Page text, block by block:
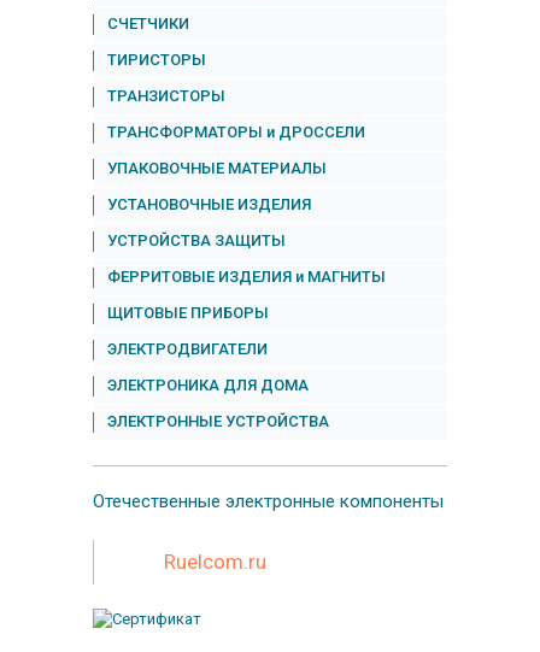
СЧЕТЧИКИ
ТИРИСТОРЫ
ТРАНЗИСТОРЫ
ТРАНСФОРМАТОРЫ и ДРОССЕЛИ
УПАКОВОЧНЫЕ МАТЕРИАЛЫ
УСТАНОВОЧНЫЕ ИЗДЕЛИЯ
УСТРОЙСТВА ЗАЩИТЫ
ФЕРРИТОВЫЕ ИЗДЕЛИЯ и МАГНИТЫ
ЩИТОВЫЕ ПРИБОРЫ
ЭЛЕКТРОДВИГАТЕЛИ
ЭЛЕКТРОНИКА ДЛЯ ДОМА
ЭЛЕКТРОННЫЕ УСТРОЙСТВА
Отечественные электронные компоненты
Ruelcom.ru